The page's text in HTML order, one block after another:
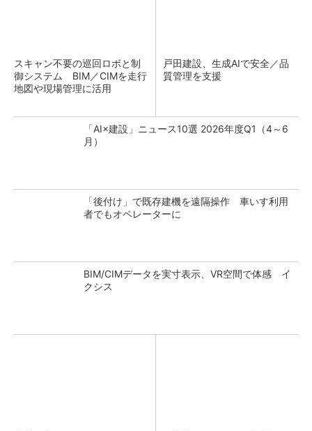
スキャン不要の巡回ロボと制
御システム BIM／CIMを走行
地図や現場管理に活用
戸田建設、生成AIで安全／品
質管理を支援
「AI×建設」ニュース10選 2026年度Q1（4～6
月）
「後付け」で既存建機を遠隔操作 車いす利用
者でもオペレーターに
BIM/CIMデータを実寸表示、VR空間で体感 イ
クシス